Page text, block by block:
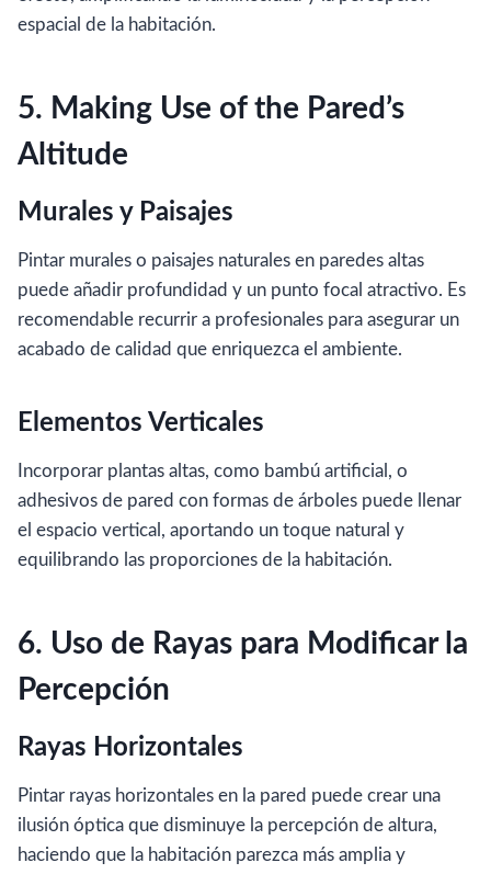
espacial de la habitación.
5. Making Use of the Pared’s
Altitude
Murales y Paisajes
Pintar murales o paisajes naturales en paredes altas
puede añadir profundidad y un punto focal atractivo. Es
recomendable recurrir a profesionales para asegurar un
acabado de calidad que enriquezca el ambiente.
Elementos Verticales
Incorporar plantas altas, como bambú artificial, o
adhesivos de pared con formas de árboles puede llenar
el espacio vertical, aportando un toque natural y
equilibrando las proporciones de la habitación.
6. Uso de Rayas para Modificar la
Percepción
Rayas Horizontales
Pintar rayas horizontales en la pared puede crear una
ilusión óptica que disminuye la percepción de altura,
haciendo que la habitación parezca más amplia y